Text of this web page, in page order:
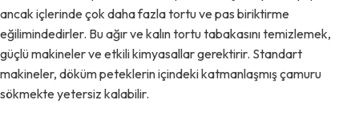
ancak içlerinde çok daha fazla tortu ve pas biriktirme
eğilimindedirler. Bu ağır ve kalın tortu tabakasını temizlemek,
güçlü makineler ve etkili kimyasallar gerektirir. Standart
makineler, döküm peteklerin içindeki katmanlaşmış çamuru
sökmekte yetersiz kalabilir.